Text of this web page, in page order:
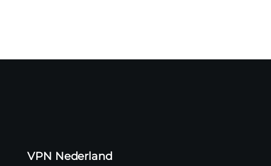
VPN Nederland